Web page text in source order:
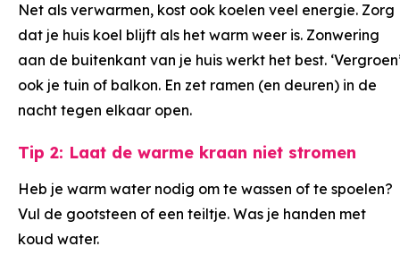
Net als verwarmen, kost ook koelen veel energie. Zorg
dat je huis koel blijft als het warm weer is. Zonwering
aan de buitenkant van je huis werkt het best.
ook je tuin of balkon. En zet ramen (en deuren) in de
nacht tegen elkaar open.
Tip 2: Laat de warme kraan niet stromen
Heb je warm water nodig om te wassen of te spoelen?
Vul de gootsteen of een teiltje. Was je handen met
koud water.